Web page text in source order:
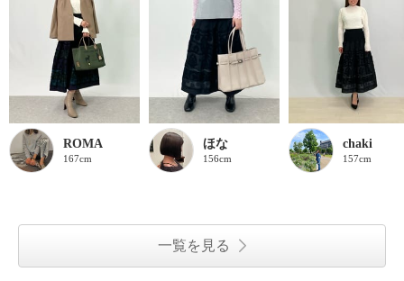
ROMA
167cm
ほな
156cm
chaki
157cm
一覧を見る